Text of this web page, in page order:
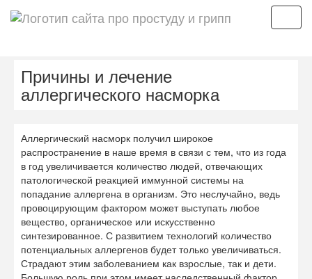
Причины и лечение
аллергического насморка
Аллергический насморк получил широкое
распространение в наше время в связи с тем, что из года
в год увеличивается количество людей, отвечающих
патологической реакцией иммунной системы на
попадание аллергена в организм. Это неслучайно, ведь
провоцирующим фактором может выступать любое
вещество, органическое или искусственно
синтезированное. С развитием технологий количество
потенциальных аллергенов будет только увеличиваться.
Страдают этим заболеванием как взрослые, так и дети.